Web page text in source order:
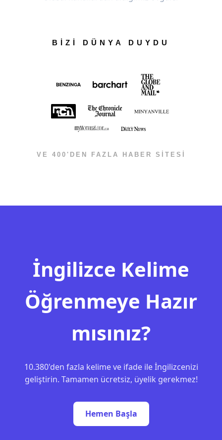
BİZİ DÜNYA DUYDU
VE 400'DEN FAZLA HABER SİTESİ
İngilizce Kelime
Öğrenmeye Hazır
mısınız?
10.380'den fazla kelime ve ifade ile İngilizcenizi
geliştirin. Tamamen ücretsiz, üyelik gerekmez!
Hemen Başla